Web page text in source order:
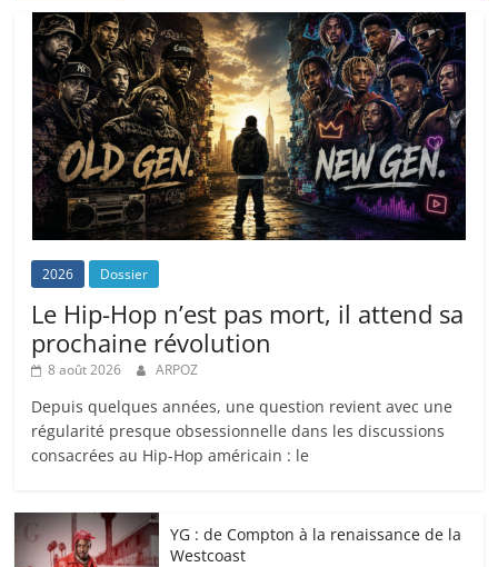
2026 Dossier
Le Hip-Hop n’est pas mort, il attend sa
prochaine révolution
8 août 2026 ARPOZ
Depuis quelques années, une question revient avec une
régularité presque obsessionnelle dans les discussions
consacrées au Hip-Hop américain : le
YG : de Compton à la renaissance de la
Westcoast